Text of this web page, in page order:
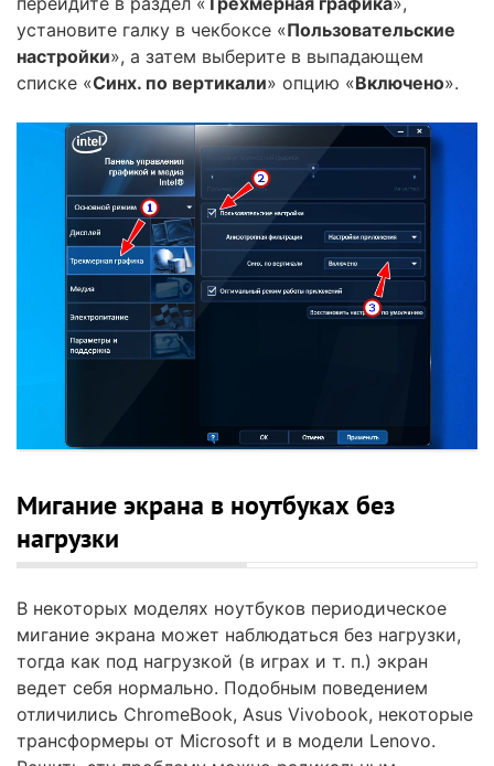
установите галку в чекбоксе «Пользовательские
настройки», а затем выберите в выпадающем
списке «Синх. по вертикали» опцию «Включено».
Мигание экрана в ноутбуках без
нагрузки
В некоторых моделях ноутбуков периодическое
мигание экрана может наблюдаться без нагрузки,
тогда как под нагрузкой (в играх и т. п.) экран
ведет себя нормально. Подобным поведением
отличились ChromeBook, Asus Vivobook, некоторые
трансформеры от Microsoft и в модели Lenovo.